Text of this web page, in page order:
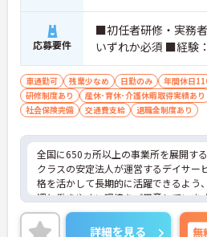
応募要件
■初任者研修・実務
いずれか必須 ■経験
車通勤可 残業少なめ 日勤のみ 年間休日
研修制度あり
産休･育休･介護休暇取得実績あり
社会保険完備
交通費支給 退職金制度あり
全国に650ヵ所以上の事業所を展開す
クラスの安定法人が運営するデイサー
格を活かして長期的に活躍できるよう
遇と働きやすい環境をご用意していま
力は夜勤なしの日勤のみで年間休日は
り確保できる点にあります。毎月付与
詳細を見る 無